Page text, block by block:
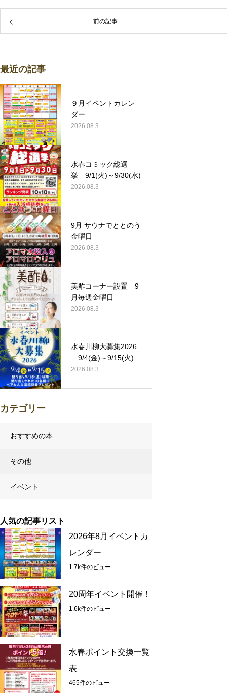
前の記事
最近の記事
９月イベントカレン
ダー
2026.08.3
水春コミック総選
挙 9/1(火)～9/30(水)
2026.08.3
9月 サウナでととのう
金曜日
2026.08.3
美酢コーナー設置 9
月毎週金曜日
2026.08.3
水春川柳大募集2026
9/4(金)～9/15(火)
2026.08.3
カテゴリー
おすすめの本
その他
イベント
人気の記事リスト
2026年8月イベントカ
レンダー
1.7k件のビュー
20周年イベント開催！
1.6k件のビュー
水春ポイント交換一覧
表
465件のビュー